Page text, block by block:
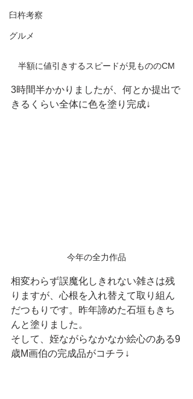
臼杵考察
グルメ
半額に値引きするスピードが見もののCM
3時間半かかりましたが、何とか提出で
きるくらい全体に色を塗り完成↓
今年の全力作品
相変わらず誤魔化しきれない雑さは残
りますが、心根を入れ替えて取り組ん
だつもりです。昨年諦めた石垣もきち
んと塗りました。
そして、姪ながらなかなか絵心のある9
歳M画伯の完成品がコチラ↓